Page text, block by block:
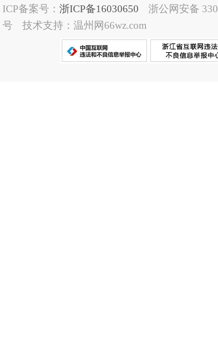
ICP备案号： 浙ICP备16030650 浙公网安备
号 技术支持：温州网66wz.com